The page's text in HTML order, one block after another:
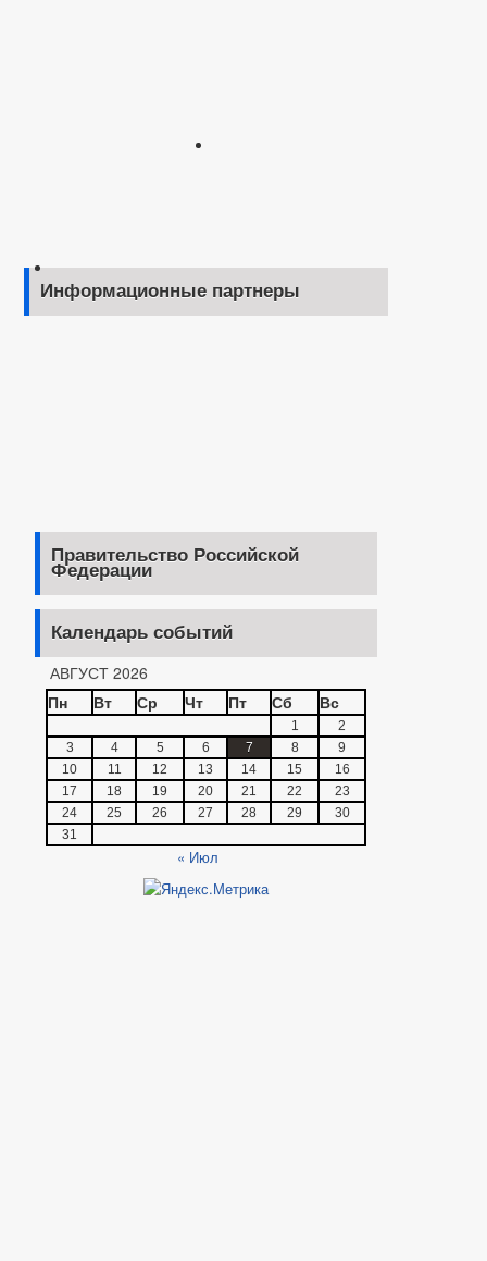
Информационные партнеры
Правительство Российской
Федерации
Календарь событий
АВГУСТ 2026
Пн
Вт Ср Чт Пт Сб Вс
1
2
3
4 5 6 7 8
9
10
11 12 13 14 15
16
17
18 19 20 21 22
23
24
25 26 27 28 29
30
31
« Июл